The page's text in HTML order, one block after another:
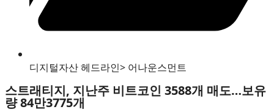
디지털자산 헤드라인> 어나운스먼트
스트래티지, 지난주 비트코인 3588개 매도…보유
량 84만3775개